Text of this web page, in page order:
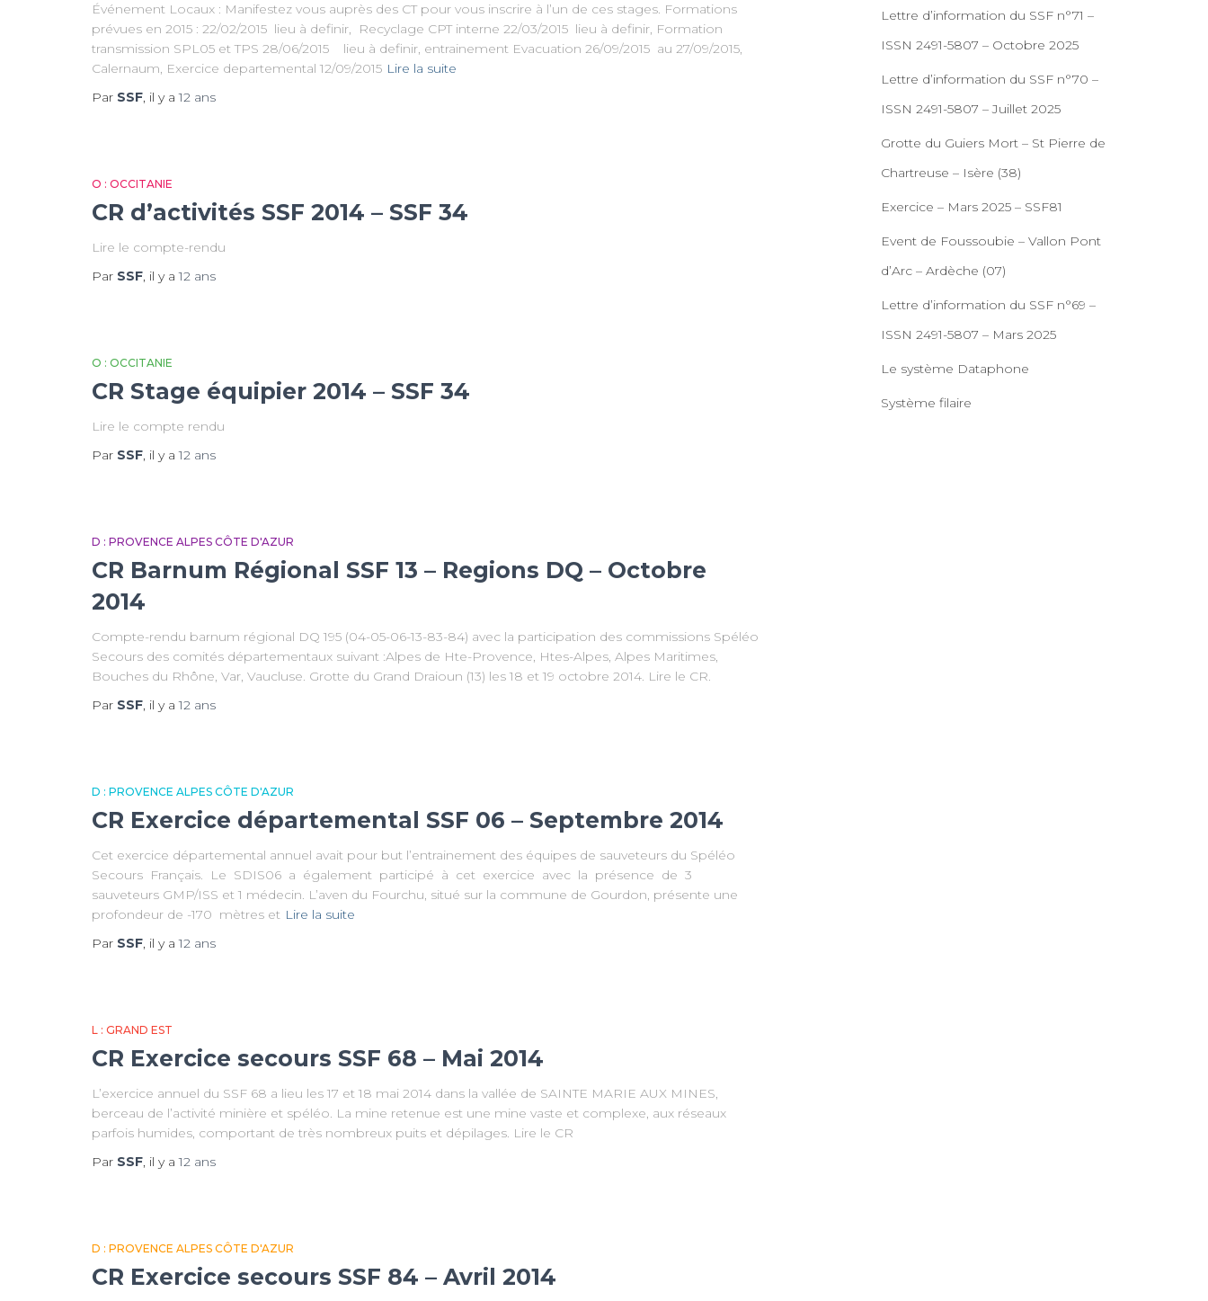
Événement Locaux : Manifestez vous auprès des CT pour vous inscrire à l’un de ces stages. Formations
prévues en 2015 : 22/02/2015 lieu à definir, Recyclage CPT interne 22/03/2015 lieu à definir, Formation
transmission SPL05 et TPS 28/06/2015 lieu à definir, entrainement Evacuation 26/09/2015 au 27/09/2015,
Calernaum, Exercice departemental 12/09/2015 Lire la suite
Par SSF, il y a12 ans
O : OCCITANIE
CR d’activités SSF 2014 – SSF 34
Lire le compte-rendu
Par SSF, il y a12 ans
O : OCCITANIE
CR Stage équipier 2014 – SSF 34
Lire le compte rendu
Par SSF, il y a12 ans
D : PROVENCE ALPES CÔTE D'AZUR
CR Barnum Régional SSF 13 – Regions DQ – Octobre
2014
Compte-rendu barnum régional DQ 195 (04-05-06-13-83-84) avec la participation des commissions Spéléo
Secours des comités départementaux suivant :Alpes de Hte-Provence, Htes-Alpes, Alpes Maritimes,
Bouches du Rhône, Var, Vaucluse. Grotte du Grand Draioun (13) les 18 et 19 octobre 2014. Lire le CR.
Par SSF, il y a12 ans
D : PROVENCE ALPES CÔTE D'AZUR
CR Exercice départemental SSF 06 – Septembre 2014
Cet exercice départemental annuel avait pour but l’entrainement des équipes de sauveteurs du Spéléo
Secours Français. Le SDIS06 a également participé à cet exercice avec la présence de 3
sauveteurs GMP/ISS et 1 médecin. L’aven du Fourchu, situé sur la commune de Gourdon, présente une
profondeur de -170 mètres et Lire la suite
Par SSF, il y a12 ans
L : GRAND EST
CR Exercice secours SSF 68 – Mai 2014
L’exercice annuel du SSF 68 a lieu les 17 et 18 mai 2014 dans la vallée de SAINTE MARIE AUX MINES,
berceau de l’activité minière et spéléo. La mine retenue est une mine vaste et complexe, aux réseaux
parfois humides, comportant de très nombreux puits et dépilages. Lire le CR
Par SSF, il y a12 ans
D : PROVENCE ALPES CÔTE D'AZUR
CR Exercice secours SSF 84 – Avril 2014
Lettre d’information du SSF n°71 –
ISSN 2491-5807 – Octobre 2025
Lettre d’information du SSF n°70 –
ISSN 2491-5807 – Juillet 2025
Grotte du Guiers Mort – St Pierre de
Chartreuse – Isère (38)
Exercice – Mars 2025 – SSF81
Event de Foussoubie – Vallon Pont
d’Arc – Ardèche (07)
Lettre d’information du SSF n°69 –
ISSN 2491-5807 – Mars 2025
Le système Dataphone
Système filaire